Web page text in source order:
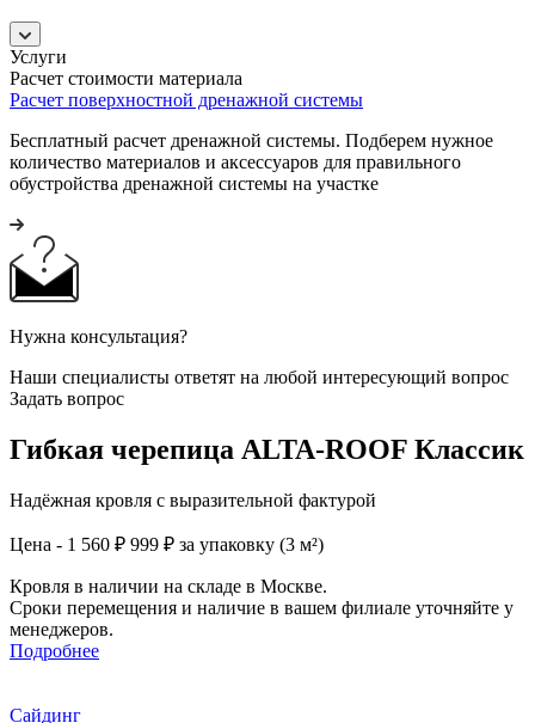
Услуги
Расчет стоимости материала
Расчет поверхностной дренажной системы
Бесплатный расчет дренажной системы. Подберем нужное
количество материалов и аксессуаров для правильного
обустройства дренажной системы на участке
Нужна консультация?
Наши специалисты ответят на любой интересующий вопрос
Задать вопрос
Гибкая черепица ALTA-ROOF Классик
Надёжная кровля с выразительной фактурой
Цена - 1 560 ₽ 999 ₽ за упаковку (3 м²)
Кровля в наличии на складе в Москве.
Сроки перемещения и наличие в вашем филиале уточняйте у
менеджеров.
Подробнее
Сайдинг